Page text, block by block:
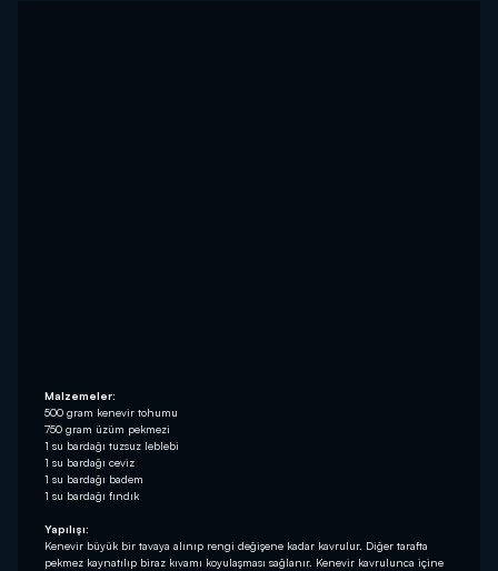
Malzemeler:
500 gram kenevir tohumu
750 gram üzüm pekmezi
1 su bardağı tuzsuz leblebi
1 su bardağı ceviz
1 su bardağı badem
1 su bardağı fındık
Yapılışı:
Kenevir büyük bir tavaya alınıp rengi değişene kadar kavrulur. Diğer tarafta
pekmez kaynatılıp biraz kıvamı koyulaşması sağlanır. Kenevir kavrulunca içine